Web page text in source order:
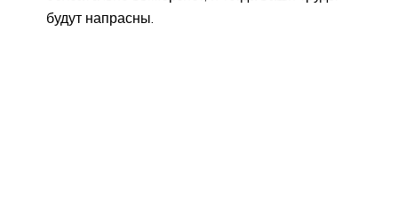
будут напрасны.